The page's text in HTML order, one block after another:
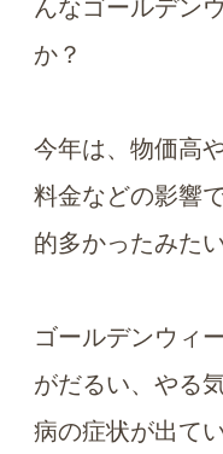
んなゴールデン
か？
今年は、物価高
料金などの影響
的多かったみた
ゴールデンウィ
がだるい、やる
病の症状が出て